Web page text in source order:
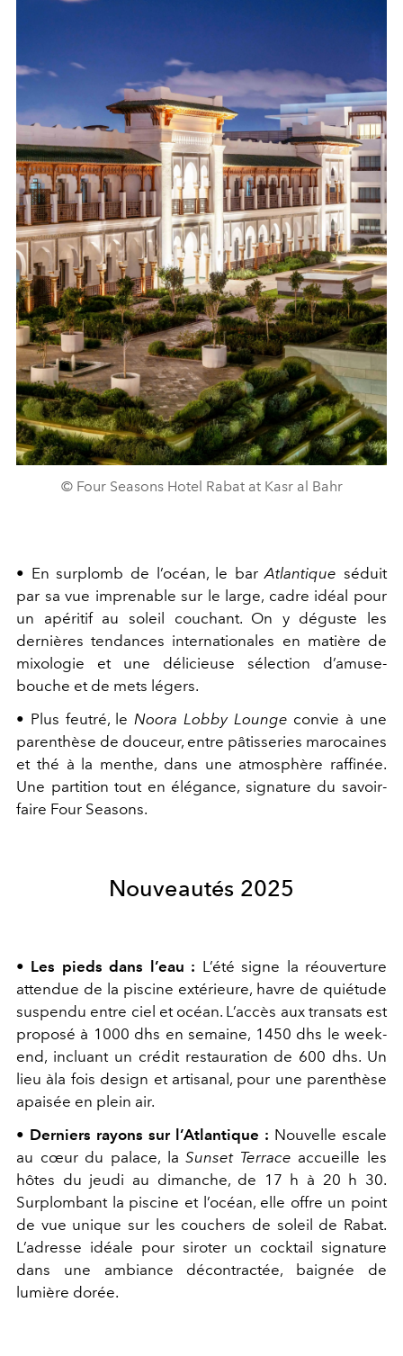
© Four Seasons Hotel Rabat at Kasr al Bahr
• En surplomb de l’océan, le barAtlantique séduit
par sa vue imprenable sur le large, cadre idéal pour
un apéritif au soleil couchant. On y déguste les
dernières tendances internationales en matière de
mixologie et une délicieuse sélection d’amuse-
bouche et de mets légers.
• Plus feutré, le Noora Lobby Lounge convie à une
parenthèse de douceur, entre pâtisseries marocaines
et thé à la menthe, dans une atmosphère raffinée.
Une partition tout en élégance, signature du savoir-
faire Four Seasons.
Nouveautés 2025
• Les pieds dans l’eau : L’été signe la réouverture
attendue de la piscine extérieure, havre de quiétude
suspendu entre ciel et océan. L’accès aux transats est
proposé à 1000 dhs en semaine, 1450 dhs le week-
end, incluant un crédit restauration de 600 dhs. Un
lieu àla fois design et artisanal, pour une parenthèse
apaisée en plein air.
• Derniers rayons sur l’Atlantique : Nouvelle escale
au cœur du palace, la Sunset Terrace accueille les
hôtes du jeudi au dimanche, de 17 h à 20 h 30.
Surplombant la piscine et l’océan, elle offre un point
de vue unique sur les couchers de soleil de Rabat.
L’adresse idéale pour siroter un cocktail signature
dans une ambiance décontractée, baignée de
lumière dorée.